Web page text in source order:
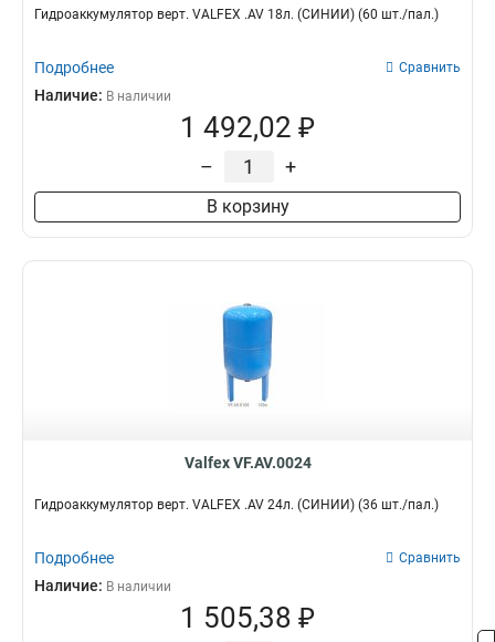
Гидроаккумулятор верт. VALFEX .AV 18л. (СИНИЙ) (60 шт./пал.)
Подробнее Сравнить
Наличие: В наличии
1 492,02 ₽
– +
В корзину
Valfex VF.AV.0024
Гидроаккумулятор верт. VALFEX .AV 24л. (СИНИЙ) (36 шт./пал.)
Подробнее Сравнить
Наличие: В наличии
1 505,38 ₽